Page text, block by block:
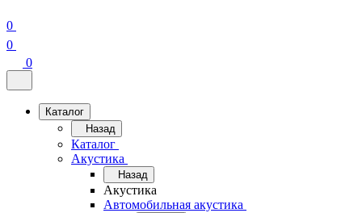
0
0
0
Каталог
Назад
Каталог
Акустика
Назад
Акустика
Автомобильная акустика